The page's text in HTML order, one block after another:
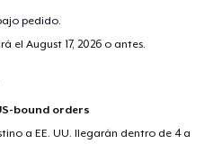
pedido.
elAugust 17, 2026 o antes.
bound orders
a EE. UU. llegarán dentro de 4 a